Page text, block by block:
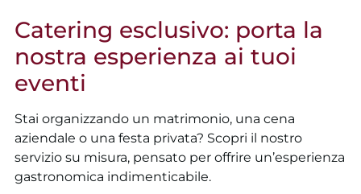
Catering esclusivo: porta la
nostra esperienza ai tuoi
eventi
Stai organizzando un matrimonio, una cena
aziendale o una festa privata? Scopri il nostro
servizio su misura, pensato per offrire un’esperienza
gastronomica indimenticabile.